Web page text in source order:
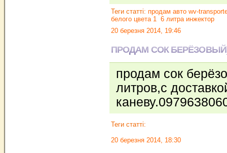
Теги статті: продам авто wv-
белого цвета 1 6 литра инжектор
20 березня 2014, 19:46
ПРОДАМ СОК
продам сок
литров,с
Теги статті:
20 березня 2014, 18:30